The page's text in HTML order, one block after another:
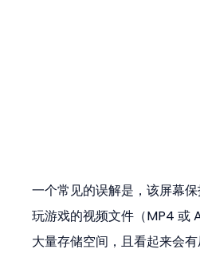
一个常见的误解是，该屏幕
玩游戏的视频文件（MP4 或
大量存储空间，且看起来会有